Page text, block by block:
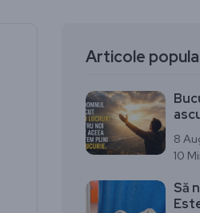
Articole
8
10
Să